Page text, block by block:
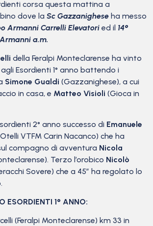
corsa questa mattina a
dove la Sc Gazzanighese ha messo
Armanni Carrelli Elevatori ed il 14°
a.m.
della Feralpi Monteclarense ha vinto
Esordienti 1° anno battendo i
Simone Gualdi (Gazzanighese), a cui
in casa, e Matteo Visioli (Gioca in
2° anno successo di Emanuele
VTFM Carin Nacanco) che ha
compagno di avventura Nicola
Terzo l’orobico Nicolò
Sovere) che a 45″ ha regolato lo
ESORDIENTI 1° ANNO:
(Feralpi Monteclarense) km 33 in